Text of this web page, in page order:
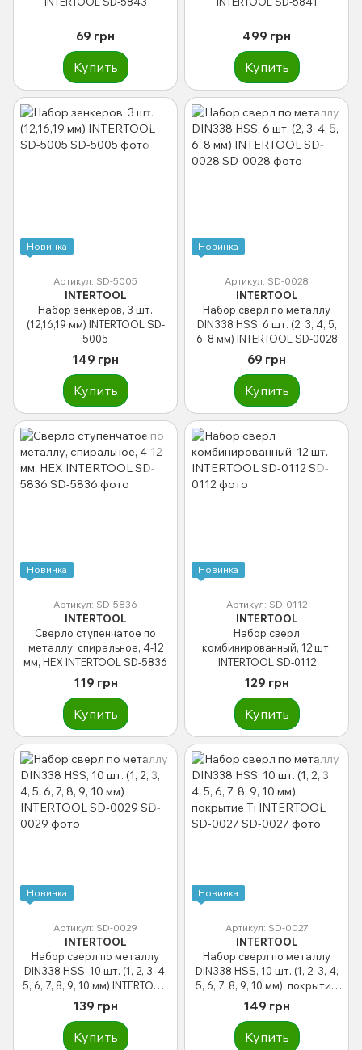
69 грн
Купить
499 грн
Купить
Новинка
Артикул: SD-5005
INTERTOOL
Набор зенкеров, 3 шт.
(12,16,19 мм) INTERTOOL SD-
5005
149 грн
Купить
Новинка
Артикул: SD-0028
INTERTOOL
Набор сверл по металлу
DIN338 HSS, 6 шт. (2, 3, 4, 5,
6, 8 мм) INTERTOOL SD-0028
69 грн
Купить
Новинка
Артикул: SD-5836
INTERTOOL
Сверло ступенчатое по
металлу, спиральное, 4-12
мм, HEX INTERTOOL SD-5836
119 грн
Купить
Новинка
Артикул: SD-0112
INTERTOOL
Набор сверл
комбинированный, 12 шт.
INTERTOOL SD-0112
129 грн
Купить
Новинка
Артикул: SD-0029
INTERTOOL
Набор сверл по металлу
DIN338 HSS, 10 шт. (1, 2, 3, 4,
5, 6, 7, 8, 9, 10 мм) INTERTOOL
SD-0029
139 грн
Купить
Новинка
Артикул: SD-0027
INTERTOOL
Набор сверл по металлу
DIN338 HSS, 10 шт. (1, 2, 3, 4,
5, 6, 7, 8, 9, 10 мм), покрытие
Ti INTERTOOL SD-0027
149 грн
Купить